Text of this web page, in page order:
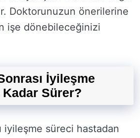
Doktorunuzun önerilerine
işe dönebileceğinizi
İyileşme
Sürer?
iyileşme süreci hastadan